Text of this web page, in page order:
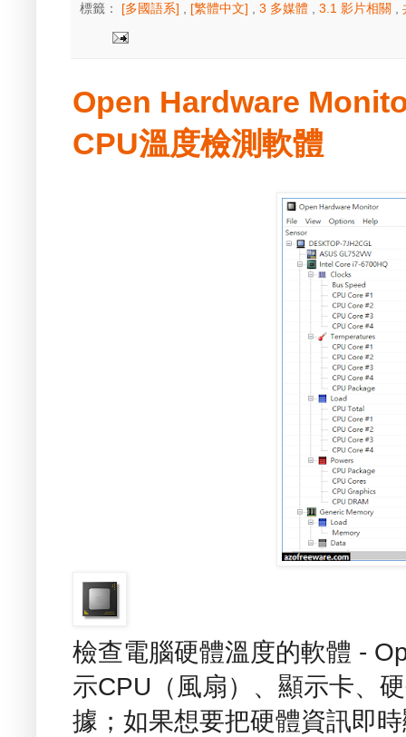
標籤： [多國語系] [繁體中文] 3 多媒體 3.1 影片相關
Open Hardware
CPU溫度檢測軟體
檢查電腦硬體溫度的軟體 -
示CPU（風扇）、顯示卡、
據；如果想要把硬體資訊即